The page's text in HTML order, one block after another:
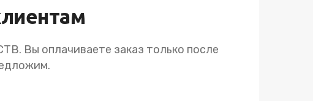
Вы оплачиваете заказ только после